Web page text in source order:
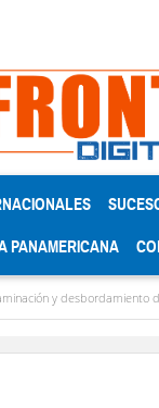
PANAMERICANA
desbordamiento de cloacas